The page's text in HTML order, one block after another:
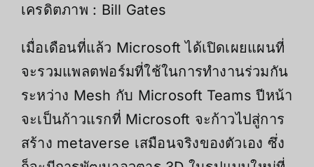
เครดิตภาพ : Bill Gates
เมื่อเดือนที่แล้ว Microsoft ได้เปิดเผยแผนที่
จะรวมแพลตฟอร์มที่ใช้ในการทำงานร่วมกัน
ระหว่าง Mesh กับ Microsoft Teams ปีหน้า
จะเป็นก้าวแรกที่ Microsoft จะก้าวไปสู่การ
สร้าง metaverse เสมือนจริงของตัวเอง ซึ่ง